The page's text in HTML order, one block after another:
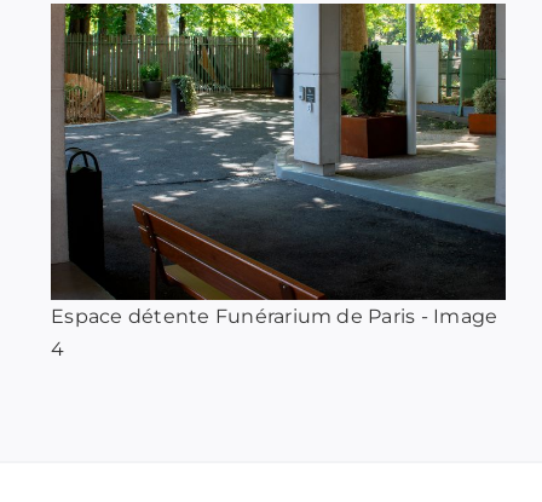
Espace détente Funérarium de Paris - Image
4